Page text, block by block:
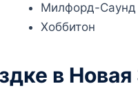
Милфорд-Саунд
Хоббитон
в